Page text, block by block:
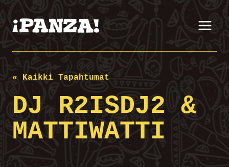
sisältöön
« Kaikki Tapahtumat
DJ R2ISDJ2 &
MATTIWATTI